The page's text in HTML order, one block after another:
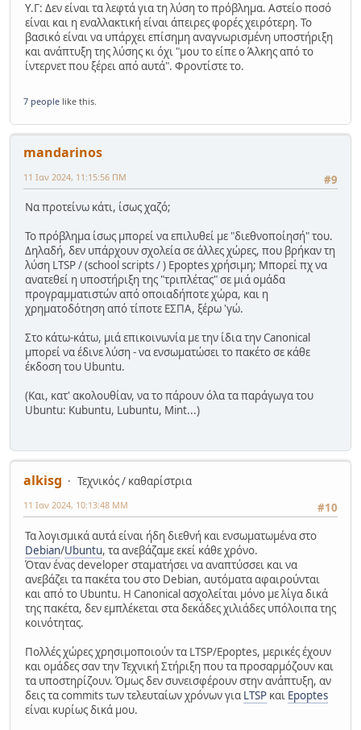
Υ.Γ: Δεν είναι τα λεφτά για τη λύση το πρόβλημα. Αστείο ποσό
είναι και η εναλλακτική είναι άπειρες φορές χειρότερη. Το
βασικό είναι να υπάρχει επίσημη αναγνωρισμένη υποστήριξη
και ανάπτυξη της λύσης κι όχι "μου το είπε ο Άλκης από το
ίντερνετ που ξέρει από αυτά". Φροντίστε το.
7 people like this.
mandarinos
#9
11 Ιαν 2024, 11:15:56 ΠΜ
Να προτείνω κάτι, ίσως χαζό;
Το πρόβλημα ίσως μπορεί να επιλυθεί με "διεθνοποίησή" του.
Δηλαδή, δεν υπάρχουν σχολεία σε άλλες χώρες, που βρήκαν τη
λύση LTSP / (school scripts / ) Epoptes χρήσιμη; Μπορεί πχ να
ανατεθεί η υποστήριξη της "τριπλέτας" σε μιά ομάδα
προγραμματιστών από οποιαδήποτε χώρα, και η
χρηματοδότηση από τίποτε ΕΣΠΑ, ξέρω 'γώ.
Στο κάτω-κάτω, μιά επικοινωνία με την ίδια την Canonical
μπορεί να έδινε λύση - να ενσωματώσει το πακέτο σε κάθε
έκδοση του Ubuntu.
(Και, κατ' ακολουθίαν, να το πάρουν όλα τα παράγωγα του
Ubuntu: Kubuntu, Lubuntu, Mint...)
alkisg
Τεχνικός / καθαρίστρια
#10
11 Ιαν 2024, 10:13:48 ΜΜ
Τα λογισμικά αυτά είναι ήδη διεθνή και ενσωματωμένα στο
Debian/Ubuntu, τα ανεβάζαμε εκεί κάθε χρόνο.
Όταν ένας developer σταματήσει να αναπτύσσει και να
ανεβάζει τα πακέτα του στο Debian, αυτόματα αφαιρούνται
και από το Ubuntu. Η Canonical ασχολείται μόνο με λίγα δικά
της πακέτα, δεν εμπλέκεται στα δεκάδες χιλιάδες υπόλοιπα της
κοινότητας.
Πολλές χώρες χρησιμοποιούν τα LTSP/Epoptes, μερικές έχουν
και ομάδες σαν την Τεχνική Στήριξη που τα προσαρμόζουν και
τα υποστηρίζουν. Όμως δεν συνεισφέρουν στην ανάπτυξη, αν
δεις τα commits των τελευταίων χρόνων για LTSP και Epoptes
είναι κυρίως δικά μου.